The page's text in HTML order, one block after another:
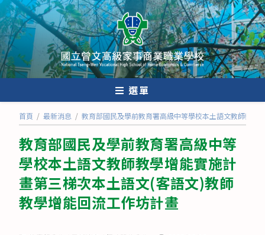
跳
轉
至
主
要
內
選單
首頁 / 最新消息 / 教育部國民及學前教育署高級中等學校本土語文教師教學
教育部國民及學前教育署高級中等
學校本土語文教師教學增能實施計
畫第三梯次本土語文(客語文)教師
教學增能回流工作坊計畫